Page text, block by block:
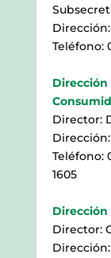
Teléfono:
Dirección
Director:
Teléfono:
1605
Dirección
Director: